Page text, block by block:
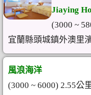
Jiaying
(3000 ~
宜蘭縣頭城鎮外澳里
風浪海洋
(3000 ~ 6000) 2.55公